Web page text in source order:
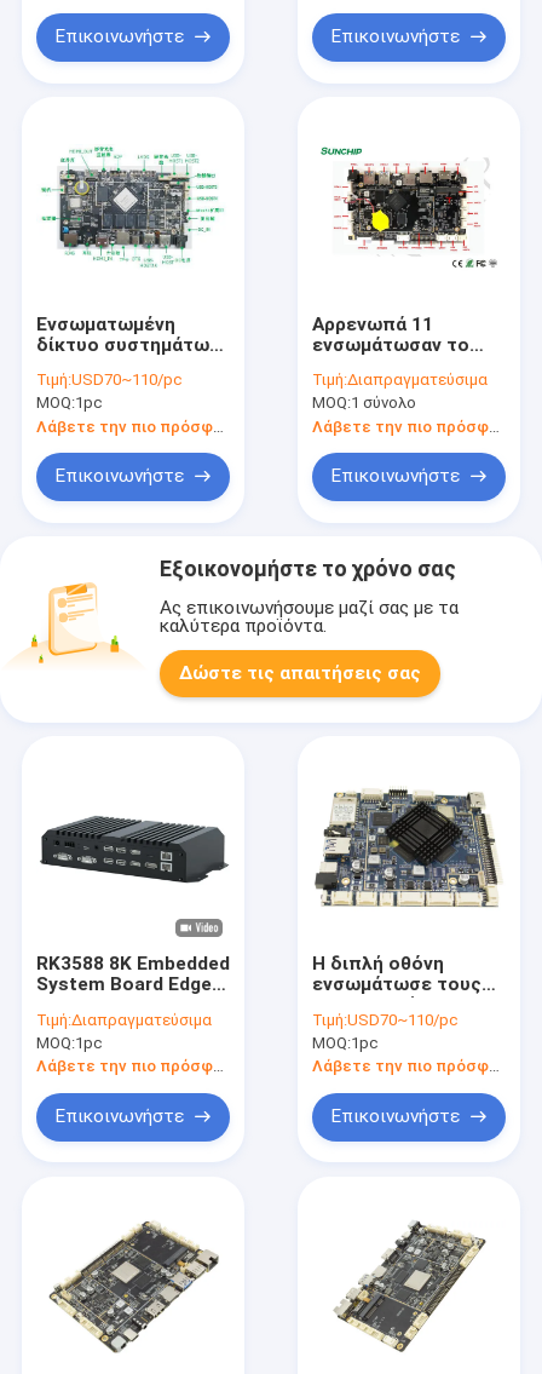
συστημάτων
Επικοινωνήστε
LVDS
Επικοινωνήστε
Ενσωματωμένη
δίκτυο συστημάτων
πινάκων RK3399
αρρενωπή υπέρυθρη
Τιμή:USD70~110/pc
MOQ:1pc
Λάβετε την πιο πρόσφατη τιμή
Επικοινωνήστε
Αρρενωπά 11
ενσωμάτωσαν το
ΒΡΑΧΙΟΝΩΝ ψήφισμα
1920x1080P RK3568
πινάκων από Sunchip
Τιμή:Διαπραγματεύσιμα
MOQ:1 σύνολο
Επικοινωνήστε
Εξοικονομήστε το χρόνο σας
Ας επικοινωνήσουμε μαζί σας με τα
καλύτερα προϊόντα.
Δώστε τις απαιτήσεις σας
RK3588 8K Embedded
System Board Edge
HD IN Media Player
Τιμή:Διαπραγματεύσιμα
MOQ:1pc
Λάβετε την πιο πρόσφατη τιμή
Επικοινωνήστε
Η διπλή οθόνη
ενσωμάτωσε τους
πίνακες, ψηφιακοί
αρρενωποί
ενσωματωμένοι OS
συστημάτων
σηματοδότησης
Τιμή:USD70~110/pc
MOQ:1pc
Λάβετε την πιο πρόσφατη τιμή
Επικοινωνήστε